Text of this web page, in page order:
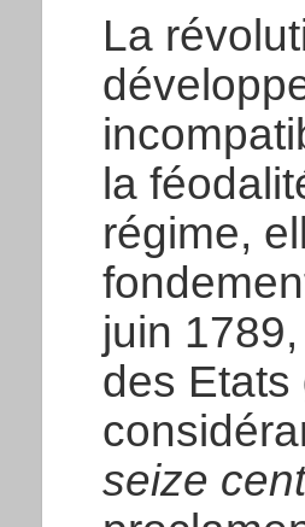
La
la
régime,
juin
des Etats
seize